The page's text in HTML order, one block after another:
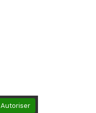
Autoriser